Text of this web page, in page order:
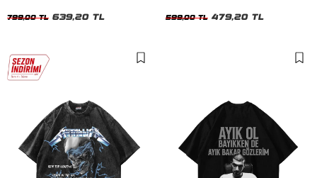
799,00 TL 639,20 TL 599,00 TL 479,20 TL